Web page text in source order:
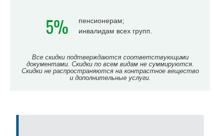
5%
пенсионерам;
инвалидам всех групп.
Все скидки подтверждаются соответствующими
документами. Скидки по всем видам не суммируются.
Скидки не распространяются на контрастное вещество
и дополнительные услуги.